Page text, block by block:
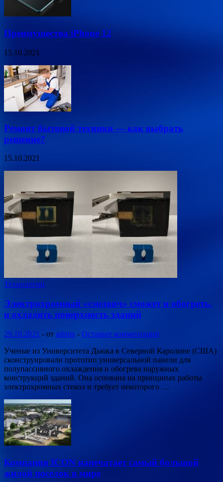
Преимущества iPhone 12
15.10.2021
Ремонт бытовой техники — как выбрать
решение?
15.10.2021
Технологии
Электрохромный «сэндвич» сможет и обогреть,
и охладить поверхность зданий
29.10.2021 - от admin - Оставьте комментарий
Ученые из Университета Дьюка в Северной Каролине (США)
сконструировали прототип универсальной панели для
полупассивного охлаждения и обогрева наружных
конструкций зданий. Она основана на принципах работы
электрохромных стекол и требует некоторого …
Компания ICON напечатает самый большой
жилой поселок в мире